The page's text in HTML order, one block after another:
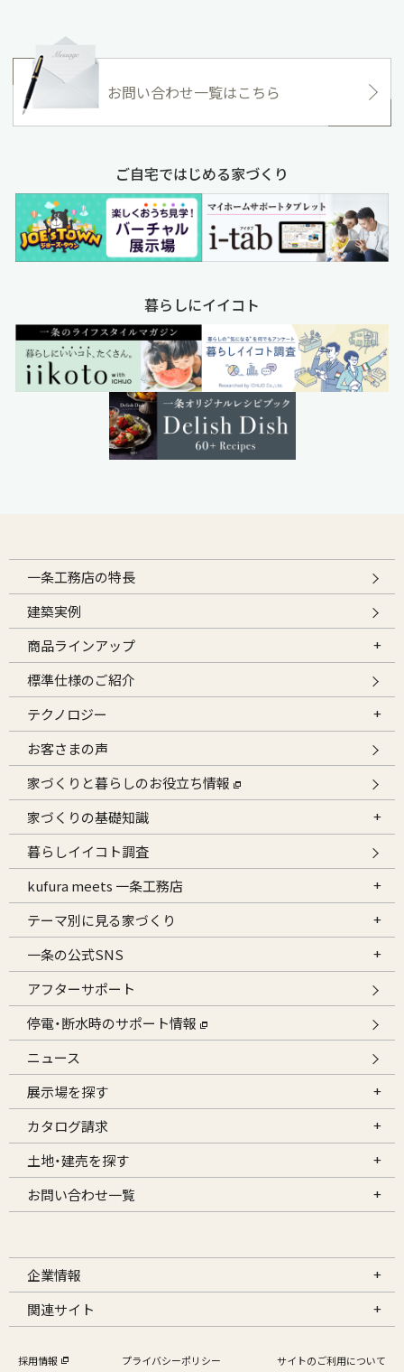
お問い合わせ一覧はこちら
ご自宅ではじめる家づくり
暮らしにイイコト
一条工務店の特長
建築実例
商品ラインアップ
標準仕様のご紹介
テクノロジー
お客さまの声
家づくりと暮らしのお役立ち情報
家づくりの基礎知識
暮らしイイコト調査
kufura meets 一条工務店
テーマ別に見る家づくり
一条の公式SNS
アフターサポート
停電・断水時のサポート情報
ニュース
展示場を探す
カタログ請求
土地・建売を探す
お問い合わせ一覧
企業情報
関連サイト
採用情報 プライバシーポリシー サイトのご利用について